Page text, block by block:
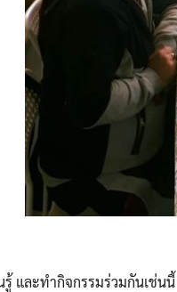
รู้ และทำกิจกรรมร่วมกันเช่